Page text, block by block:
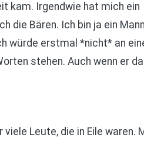
kam. Irgendwie hat mich ein
die Bären. Ich bin ja ein Mann
würde erstmal *nicht* an
stehen. Auch wenn er
Leute, die in Eile waren.